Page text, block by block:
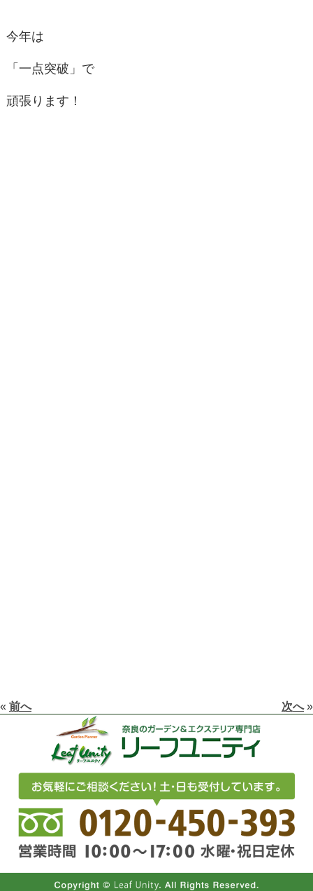
今年は
「一点突破」で
頑張ります！
« 前へ 次へ»